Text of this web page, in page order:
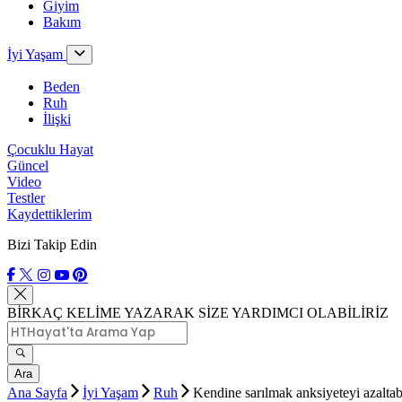
Giyim
Bakım
İyi Yaşam
Beden
Ruh
İlişki
Çocuklu Hayat
Güncel
Video
Testler
Kaydettiklerim
Bizi Takip Edin
BİRKAÇ KELİME YAZARAK SİZE YARDIMCI OLABİLİRİZ
Ara
Ana Sayfa İyi Yaşam Ruh
Kendine sarılmak anksiyeteyi